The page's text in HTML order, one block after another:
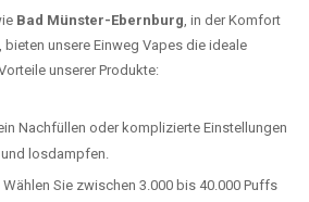
Bad Münster-Ebernburg, in der Komfort
unsere Einweg Vapes die ideale
unserer Produkte:
Nachfüllen oder komplizierte Einstellungen
losdampfen.
Wählen Sie zwischen 3.000 bis 40.000 Puffs